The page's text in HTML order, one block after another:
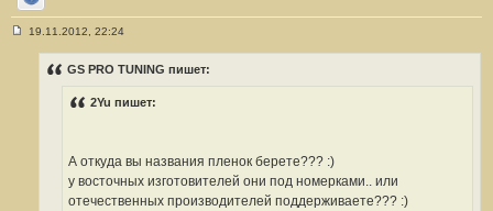
Сайт
19.11.2012, 22:24
GS PRO TUNING пишет:
2Yu пишет:
А откуда вы названия пленок берете??? :)
у восточных изготовителей они под номерками.. или
отечественных производителей поддерживаете??? :)